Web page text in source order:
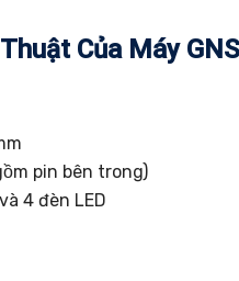
Của Máy
pin bên trong)
4 đèn LED